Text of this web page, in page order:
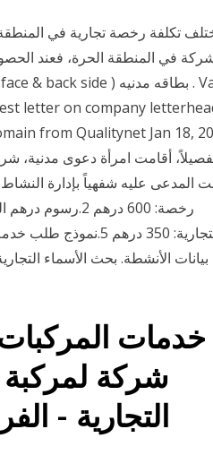
تكلفة رخصة تجارية في
في المنطقة الحرة، فعند
from Qualitynet Jan 18,
الأنشطة. بحث الأسماء
خدمات
شركة لمركبة
التجارية -